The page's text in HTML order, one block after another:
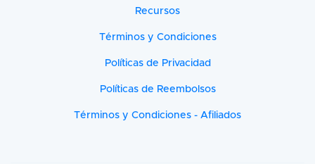
Recursos
Términos y Condiciones
Políticas de Privacidad
Políticas de Reembolsos
Términos y Condiciones - Afiliados